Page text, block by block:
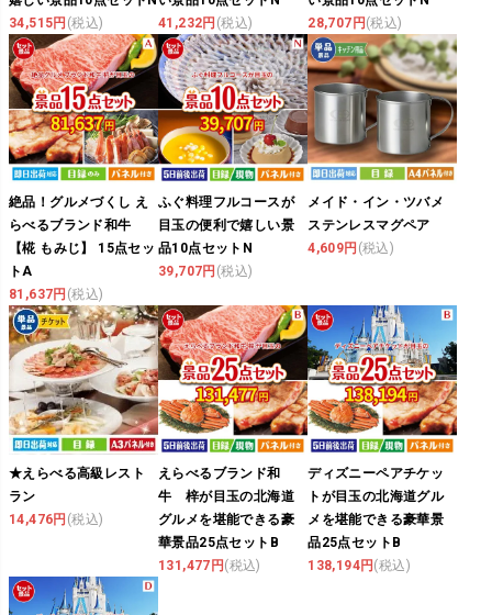
34,515円 (税込)
41,232円 (税込)
28,707円 (税込)
絶品！グルメづくし え
らべるブランド和牛
【椛 もみじ】 15点セッ
トA
81,637円 (税込)
ふぐ料理フルコースが
目玉の便利で嬉しい景
品10点セットN
39,707円 (税込)
メイド・イン・ツバメ
ステンレスマグペア
4,609円 (税込)
★えらべる高級レスト
ラン
14,476円 (税込)
えらべるブランド和
牛 梓が目玉の北海道
グルメを堪能できる豪
華景品25点セットB
131,477円 (税込)
ディズニーペアチケッ
トが目玉の北海道グル
メを堪能できる豪華景
品25点セットB
138,194円 (税込)